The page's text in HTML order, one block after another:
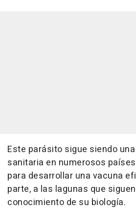
Este parásito sigue siendo
sanitaria en numerosos
para desarrollar una vacuna
parte, a las lagunas que
conocimiento de su biología.